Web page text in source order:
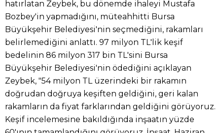
hatırlatan Zeybek, bu dönemde ihaleyi Mustafa
Bozbey'in yapmadığını, müteahhitti Bursa
Büyükşehir Belediyesi'nin seçmediğini, rakamları
belirlemediğini anlattı. 97 milyon TL'lik keşif
bedelinin 86 milyon 317 bin TL'sini Bursa
Büyükşehir Belediyesi'nin ödediğini açıklayan
Zeybek, "54 milyon TL üzerindeki bir rakamın
doğrudan doğruya keşiften geldiğini, geri kalan
rakamların da fiyat farklarından geldiğini görüyoruz.
Keşif incelemesine bakıldığında inşaatın yüzde